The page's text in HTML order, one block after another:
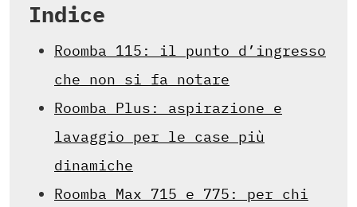
Indice
Roomba 115: il punto d’ingresso
che non si fa notare
Roomba Plus: aspirazione e
lavaggio per le case più
dinamiche
Roomba Max 715 e 775: per chi